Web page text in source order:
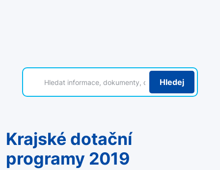
Hledej
Krajské dotační
programy 2019